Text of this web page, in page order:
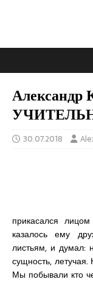
Александр
30.07.2018
прикасался
казалось ему
листьям, и думал:
сущность, летучая.
Мы побывали кто